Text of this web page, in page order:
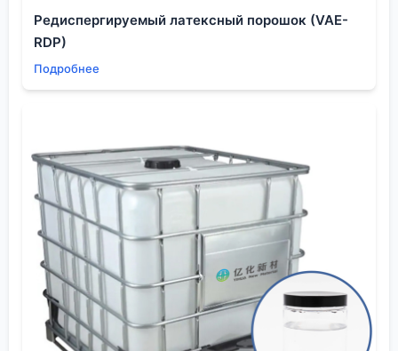
производству прекурсора для пестицидов, где как
раз эта неучтённая окисляемость привела к
задержке поставок. Пришлось срочно менять
протокол инертизации.
столько сам пиколин, сколько его дальнейшие
производные, например, в качестве
функциональных добавок к электролитам. Здесь
важна не просто чистота, а сверхнизкое
содержание металлических примесей.
Стандартная очистка органическими
растворителями тут не сработает. Нужны методы,
вроде зонной плавки или многократной перегонки
в глубоком вакууме. И опять же, для β и γ изомеров
условия будут разными из-за разной
Редиспергируемый латексный порошок (VAE-
RDP)
Подробнее